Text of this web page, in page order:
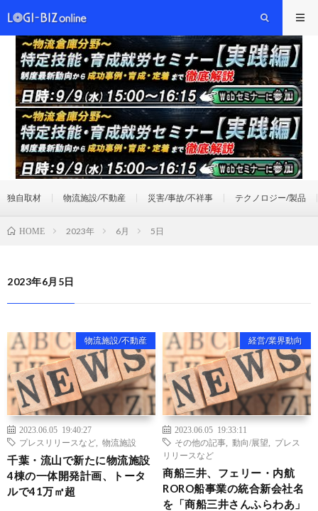
独自取材 物流施設/不動産 災害/事故/不祥事 テクノロジー/製品
HOME 2023年 6月 5日
2023年6月5日
物流施設/不動産
2023.06.05 19:40:27
プレスリリースなど
物流施設
千葉・流山で新たに物流施設
4棟の一体開発計画、トータ
ルで41万㎡超
経営/業界動向
2023.06.05 19:33:11
その他の記事
動向/展望
プレス
リリースなど
商船三井、フェリー・内航
RORO船事業の統合新会社名
を「商船三井さんふらわあ」